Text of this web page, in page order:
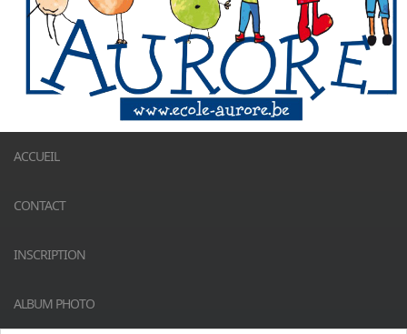
ACCUEIL
CONTACT
INSCRIPTION
ALBUM PHOTO